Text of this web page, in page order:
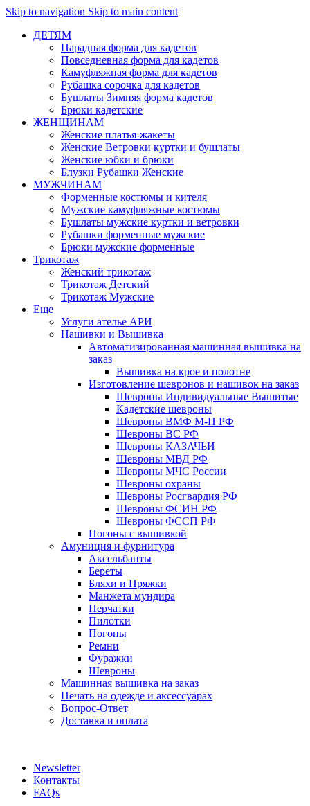
Skip to navigation Skip to main content
ДЕТЯМ
Парадная форма для кадетов
Повседневная форма для кадетов
Камуфляжная форма для кадетов
Рубашка сорочка для кадетов
Бушлаты Зимняя форма кадетов
Брюки кадетские
ЖЕНЩИНАМ
Женские платья-жакеты
Женские Ветровки куртки и бушлаты
Женские юбки и брюки
Блузки Рубашки Женские
МУЖЧИНАМ
Форменные костюмы и кителя
Мужские камуфляжные костюмы
Бушлаты мужские куртки и ветровки
Рубашки форменные мужские
Брюки мужские форменные
Трикотаж
Женский трикотаж
Трикотаж Детский
Трикотаж Мужские
Еще
Услуги ателье АРИ
Нашивки и Вышивка
Автоматизированная машинная вышивка на
заказ
Вышивка на крое и полотне
Изготовление шевронов и нашивок на заказ
Шевроны Индивидуальные Вышитые
Кадетские шевроны
Шевроны ВМФ М-П РФ
Шевроны ВС РФ
Шевроны КАЗАЧЬИ
Шевроны МВД РФ
Шевроны МЧС России
Шевроны охраны
Шевроны Росгвардия РФ
Шевроны ФСИН РФ
Шевроны ФССП РФ
Погоны с вышивкой
Амуниция и фурнитура
Аксельбанты
Береты
Бляхи и Пряжки
Манжета мундира
Перчатки
Пилотки
Погоны
Ремни
Фуражки
Шевроны
Машинная вышивка на заказ
Печать на одежде и аксессуарах
Вопрос-Ответ
Доставка и оплата
Newsletter
Контакты
FAQs